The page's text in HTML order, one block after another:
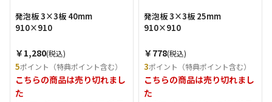
発泡板 3×3板 40mm
910×910
￥1,280(税込)
5ポイント（特典ポイント含む）
こちらの商品は売り切れまし
た
発泡板 3×3板 25mm
910×910
￥778(税込)
3ポイント（特典ポイント含む）
こちらの商品は売り切れまし
た